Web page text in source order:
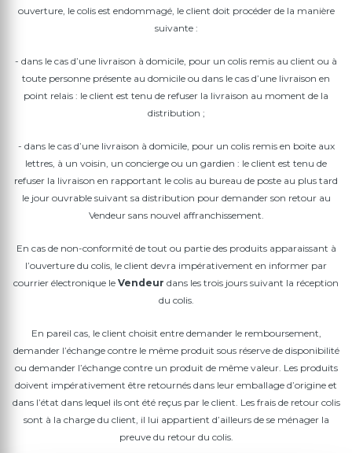
ouverture, le colis est endommagé, le client doit procéder de la manière
suivante :
- dans le cas d’une livraison à domicile, pour un colis remis au client ou à
toute personne présente au domicile ou dans le cas d’une livraison en
point relais : le client est tenu de refuser la livraison au moment de la
distribution ;
- dans le cas d’une livraison à domicile, pour un colis remis en boite aux
lettres, à un voisin, un concierge ou un gardien : le client est tenu de
refuser la livraison en rapportant le colis au bureau de poste au plus tard
le jour ouvrable suivant sa distribution pour demander son retour au
Vendeur sans nouvel affranchissement.
En cas de non-conformité de tout ou partie des produits apparaissant à
l’ouverture du colis, le client devra impérativement en informer par
courrier électronique le Vendeur dans les trois jours suivant la réception
du colis.
En pareil cas, le client choisit entre demander le remboursement,
demander l’échange contre le même produit sous réserve de disponibilité
ou demander l’échange contre un produit de même valeur. Les produits
doivent impérativement être retournés dans leur emballage d’origine et
dans l’état dans lequel ils ont été reçus par le client. Les frais de retour colis
sont à la charge du client, il lui appartient d’ailleurs de se ménager la
preuve du retour du colis.